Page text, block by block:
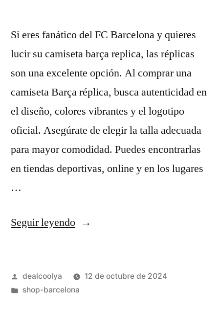
Si eres fanático del FC Barcelona y quieres
lucir su camiseta barça replica, las réplicas
son una excelente opción. Al comprar una
camiseta Barça réplica, busca autenticidad en
el diseño, colores vibrantes y el logotipo
oficial. Asegúrate de elegir la talla adecuada
para mayor comodidad. Puedes encontrarlas
en tiendas deportivas, online y en los lugares
…
Seguir leyendo«camiseta
Publicado
por
dealcoolya
12 de octubre de 2024
Publicado
shop-barcelona